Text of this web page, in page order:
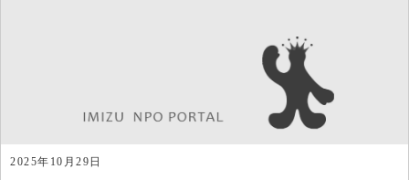
2025年10月29日